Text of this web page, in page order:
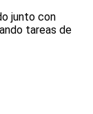
junto con
tareas de